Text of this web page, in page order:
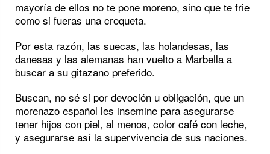
mayoría de ellos no te pone moreno, sino que te frie
como si fueras una croqueta.
Por esta razón, las suecas, las holandesas, las
danesas y las alemanas han vuelto a Marbella a
buscar a su gitazano preferido.
Buscan, no sé si por devoción u obligación, que un
morenazo español les insemine para asegurarse
tener hijos con piel, al menos, color café con leche,
y asegurarse así la supervivencia de sus naciones.